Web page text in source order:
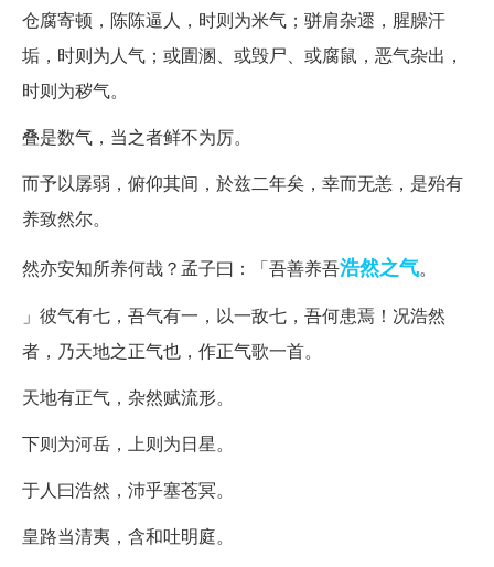
仓腐寄顿，陈陈逼人，时则为米气；骈肩杂遝，腥臊汗
垢，时则为人气；或圊溷、或毁尸、或腐鼠，恶气杂出，
时则为秽气。
叠是数气，当之者鲜不为厉。
而予以孱弱，俯仰其间，於兹二年矣，幸而无恙，是殆有
养致然尔。
然亦安知所养何哉？孟子曰：「吾善养吾浩然之气。
」彼气有七，吾气有一，以一敌七，吾何患焉！况浩然
者，乃天地之正气也，作正气歌一首。
天地有正气，杂然赋流形。
下则为河岳，上则为日星。
于人曰浩然，沛乎塞苍冥。
皇路当清夷，含和吐明庭。